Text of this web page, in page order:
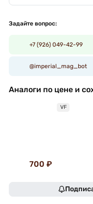
Задайте вопрос:
+7 (926) 049-42-99
@imperial_mag_bot
Аналоги по цене и
VF
700 ₽